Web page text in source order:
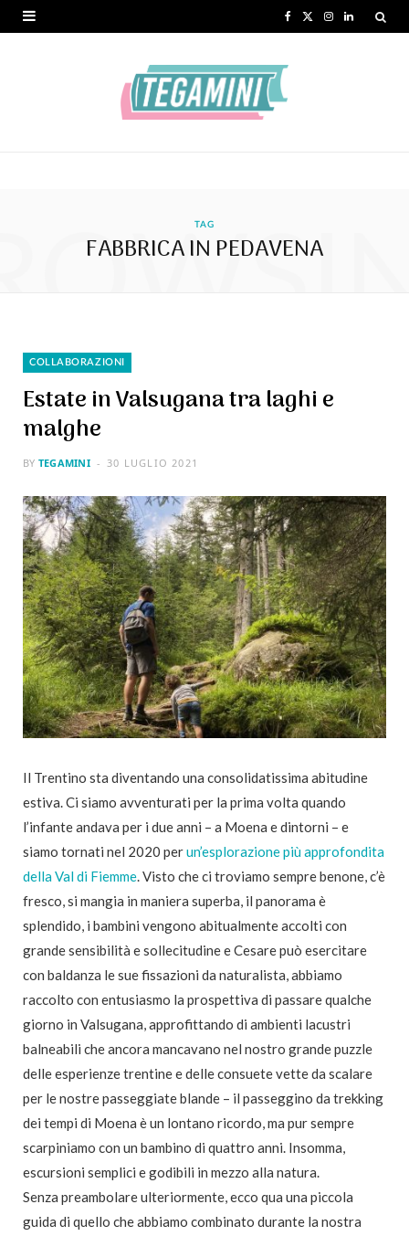
k e
I L
TAG
FABBRICA IN PEDAVENA
COLLABORAZIONI
Estate in Valsugana tra laghi e
malghe
BY TEGAMINI 30 LUGLIO 2021
Il Trentino sta diventando una consolidatissima abitudine
estiva. Ci siamo avventurati per la prima volta quando
l’infante andava per i due anni – a Moena e dintorni – e
siamo tornati nel 2020 perun’esplorazione più approfondita
della Val di Fiemme. Visto che ci troviamo sempre benone, c’è
fresco, si mangia in maniera superba, il panorama è
splendido, i bambini vengono abitualmente accolti con
grande sensibilità e sollecitudine e Cesare può esercitare
con baldanza le sue fissazioni da naturalista, abbiamo
raccolto con entusiasmo la prospettiva di passare qualche
giorno in Valsugana, approfittando di ambienti lacustri
balneabili che ancora mancavano nel nostro grande puzzle
delle esperienze trentine e delle consuete vette da scalare
per le nostre passeggiate blande – il passeggino da trekking
dei tempi di Moena è un lontano ricordo, ma pur sempre
scarpiniamo con un bambino di quattro anni. Insomma,
escursioni semplici e godibili in mezzo alla natura.
Senza preambolare ulteriormente, ecco qua una piccola
guida di quello che abbiamo combinato durante la nostra